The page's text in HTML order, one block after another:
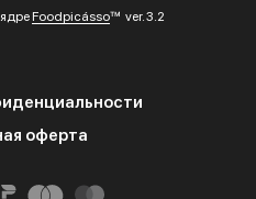
Foodpicássover. 3.2
оферта